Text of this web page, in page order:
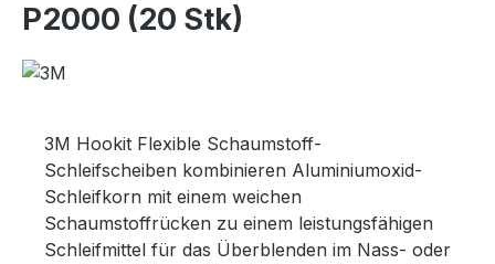
P2000 (20 Stk)
3M Hookit Flexible Schaumstoff-
Schleifscheiben kombinieren Aluminiumoxid-
Schleifkorn mit einem weichen
Schaumstoffrücken zu einem leistungsfähigen
Schleifmittel für das Überblenden im Nass- oder